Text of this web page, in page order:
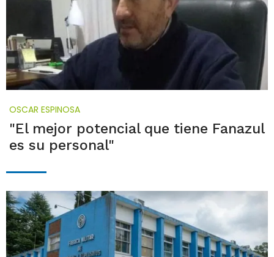
OSCAR ESPINOSA
"El mejor potencial que tiene Fanazul
es su personal"